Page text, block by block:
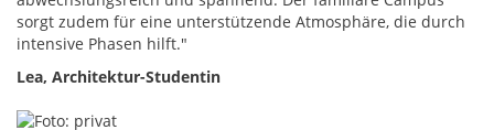
sorgt zudem für eine unterstützende Atmosphäre, die durch
intensive Phasen hilft."
Lea, Architektur-Studentin